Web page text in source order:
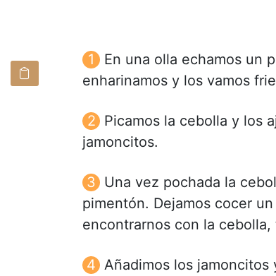
En una olla echamos un
enharinamos y los vamos
Picamos la cebolla y los
jamoncitos.
Una vez pochada la
pimentón. Dejamos cocer
encontrarnos con la
Añadimos los